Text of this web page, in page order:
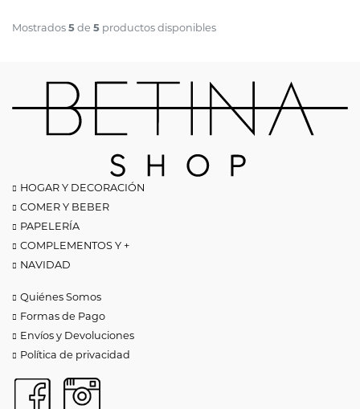
Mostrados5de 5 productos disponibles
HOGAR Y DECORACIÓN
COMER Y BEBER
PAPELERÍA
COMPLEMENTOS Y +
NAVIDAD
Quiénes Somos
Formas de Pago
Envíos y Devoluciones
Política de privacidad